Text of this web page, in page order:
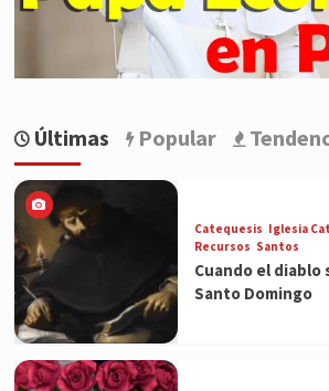
Últimas Popular
Catequesis Iglesia
Recursos Santos
Cuando el diablo
Santo Domingo